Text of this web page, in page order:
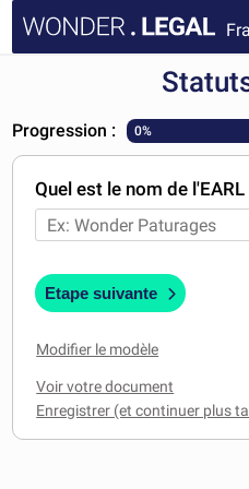
DOCUMENTS
FAQ
Progression : 0%
Quel est le nom de l'EARL
Etape suivante
Modifier le modèle
Voir votre document